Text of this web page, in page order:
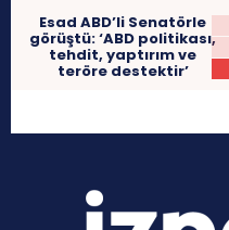
Esad ABD’li Senatörle
görüştü: ‘ABD politikası,
tehdit, yaptırım ve
teröre destektir’